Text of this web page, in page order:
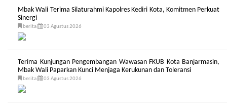
Mbak Wali Terima Silaturahmi Kapolres Kediri Kota, Komitmen Perkuat
Sinergi
berita 03 Agustus 2026
Terima Kunjungan Pengembangan Wawasan FKUB Kota Banjarmasin,
Mbak Wali Paparkan Kunci Menjaga Kerukunan dan Toleransi
berita 03 Agustus 2026